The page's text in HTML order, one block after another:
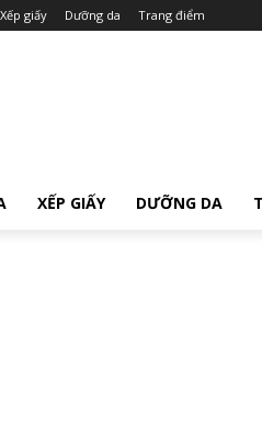
Xếp giấy Dưỡng da Trang điểm
XẾP GIẤY DƯỠNG DA